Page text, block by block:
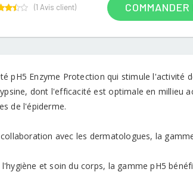
of
(1 Avis client)
pH5 Enzyme Protection qui stimule
dont l'efficacité est optimale en millieu
de l'épiderme.
avec les dermatologues, la
et soin du corps, la gamme pH5